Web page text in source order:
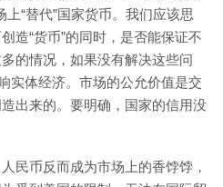
“替代”国家货币。我们应该思
造“货币”的同时，是否能保证不
的情况，如果没有解决这些问
实体经济。市场的公允价值是交
出来的。要明确，国家的信用没
民币反而成为市场上的香饽饽，